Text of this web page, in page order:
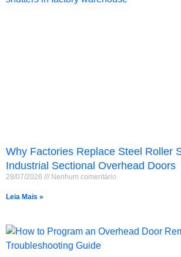
Why Factories Replace Steel Roller
Industrial Sectional Overhead Doors
28/07/2026 Nenhum comentário
Leia Mais »